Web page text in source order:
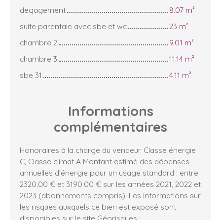
degagement
8.07 m²
suite parentale avec sbe et wc
23 m²
chambre 2
9.01 m²
chambre 3
11.14 m²
sbe 31
4.11 m²
Informations
complémentaires
Honoraires à la charge du vendeur. Classe énergie
C, Classe climat A Montant estimé des dépenses
annuelles d'énergie pour un usage standard : entre
2320.00 € et 3190.00 € sur les années 2021, 2022 et
2023 (abonnements compris). Les informations sur
les risques auxquels ce bien est exposé sont